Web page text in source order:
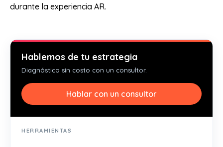
durante la experiencia AR.
Hablemos de tu estrategia
Diagnóstico sin costo con un consultor.
Hablar con un consultor
HERRAMIENTAS